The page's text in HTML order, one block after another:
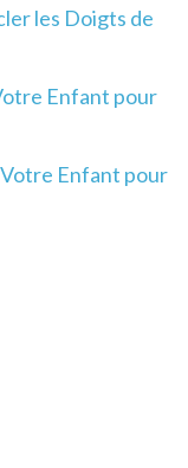
les Doigts de
Enfant pour
Enfant pour